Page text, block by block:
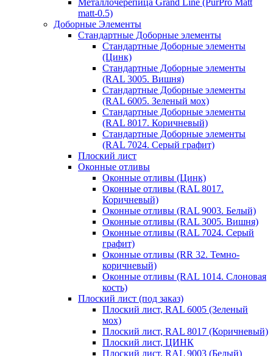
matt-0.5)
Доборные Элементы
Стандартные Доборные элементы
Стандартные Доборные элементы
(Цинк)
Стандартные Доборные элементы
(RAL 3005. Вишня)
Стандартные Доборные элементы
(RAL 6005. Зеленый мох)
Стандартные Доборные элементы
(RAL 8017. Коричневый)
Стандартные Доборные элементы
(RAL 7024. Серый графит)
Плоский лист
Оконные отливы
Оконные отливы (Цинк)
Оконные отливы (RAL 8017.
Коричневый)
Оконные отливы (RAL 9003. Белый)
Оконные отливы (RAL 3005. Вишня)
Оконные отливы (RAL 7024. Серый
графит)
Оконные отливы (RR 32. Темно-
коричневый)
Оконные отливы (RAL 1014. Слоновая
кость)
Плоский лист (под заказ)
Плоский лист, RAL 6005 (Зеленый
мох)
Плоский лист, RAL 8017 (Коричневый)
Плоский лист, ЦИНК
Плоский лист, RAL 9003 (Белый)